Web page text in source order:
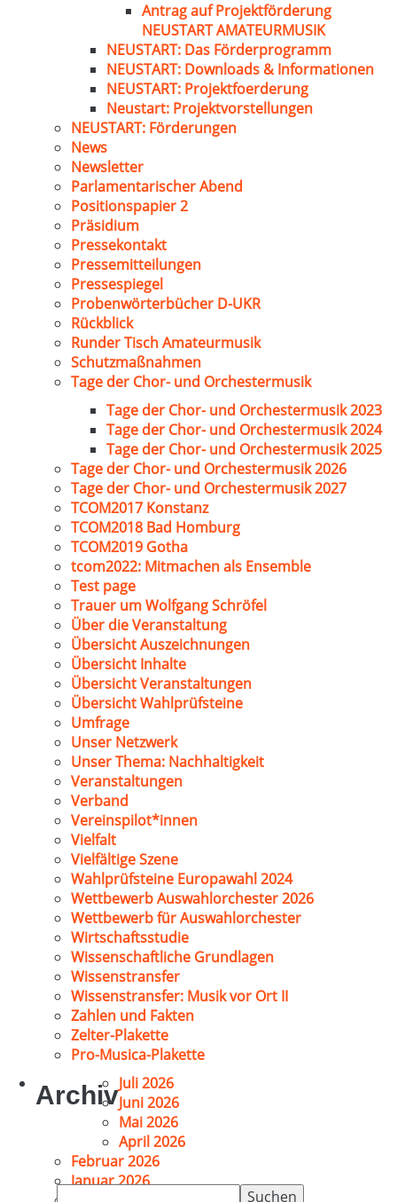
Antrag auf Projektförderung
NEUSTART AMATEURMUSIK
NEUSTART: Das Förderprogramm
NEUSTART: Downloads & Informationen
NEUSTART: Projektfoerderung
Neustart: Projektvorstellungen
NEUSTART: Förderungen
News
Newsletter
Parlamentarischer Abend
Positionspapier 2
Präsidium
Pressekontakt
Pressemitteilungen
Pressespiegel
Probenwörterbücher D-UKR
Rückblick
Runder Tisch Amateurmusik
Schutzmaßnahmen
Tage der Chor- und Orchestermusik
Tage der Chor- und Orchestermusik 2023
Tage der Chor- und Orchestermusik 2024
Tage der Chor- und Orchestermusik 2025
Tage der Chor- und Orchestermusik 2026
Tage der Chor- und Orchestermusik 2027
TCOM2017 Konstanz
TCOM2018 Bad Homburg
TCOM2019 Gotha
tcom2022: Mitmachen als Ensemble
Test page
Trauer um Wolfgang Schröfel
Über die Veranstaltung
Übersicht Auszeichnungen
Übersicht Inhalte
Übersicht Veranstaltungen
Übersicht Wahlprüfsteine
Umfrage
Unser Netzwerk
Unser Thema: Nachhaltigkeit
Veranstaltungen
Verband
Vereinspilot*innen
Vielfalt
Vielfältige Szene
Wahlprüfsteine Europawahl 2024
Wettbewerb Auswahlorchester 2026
Wettbewerb für Auswahlorchester
Wirtschaftsstudie
Wissenschaftliche Grundlagen
Wissenstransfer
Wissenstransfer: Musik vor Ort II
Zahlen und Fakten
Zelter-Plakette
Pro-Musica-Plakette
ArchivJuli 2026
Juni 2026
Mai 2026
April 2026
Februar 2026
Januar 2026